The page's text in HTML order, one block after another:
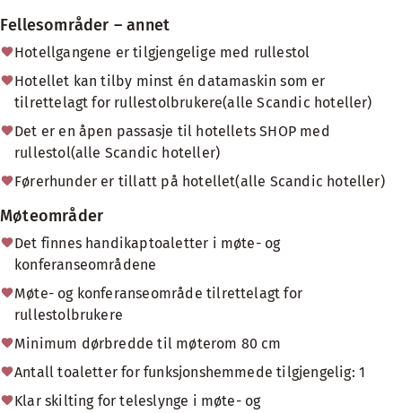
Fellesområder – annet
Hotellgangene er tilgjengelige med rullestol
Hotellet kan tilby minst én datamaskin som er
tilrettelagt for rullestolbrukere(alle Scandic hoteller)
Det er en åpen passasje til hotellets SHOP med
rullestol(alle Scandic hoteller)
Førerhunder er tillatt på hotellet(alle Scandic hoteller)
Møteområder
Det finnes handikaptoaletter i møte- og
konferanseområdene
Møte- og konferanseområde tilrettelagt for
rullestolbrukere
Minimum dørbredde til møterom 80 cm
Antall toaletter for funksjonshemmede tilgjengelig: 1
Klar skilting for teleslynge i møte- og